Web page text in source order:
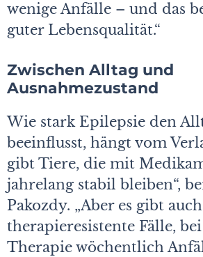
wenige Anfälle – und das
guter Lebensqualität.“
Zwischen Alltag und
Ausnahmezustand
Wie stark Epilepsie den
beeinflusst, hängt vom
gibt Tiere, die mit
jahrelang stabil bleiben“,
Pakozdy. „Aber es gibt auch
therapieresistente Fälle,
Therapie wöchentlich